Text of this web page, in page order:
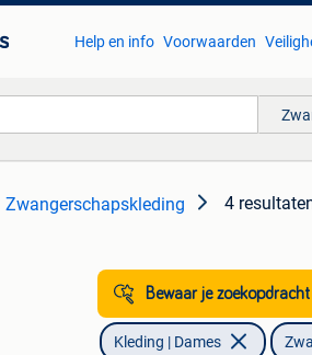
Help en info Voorwaarden
Zwangerschapskleding 4
Bewaar je zoekopdracht
Kleding | Dames